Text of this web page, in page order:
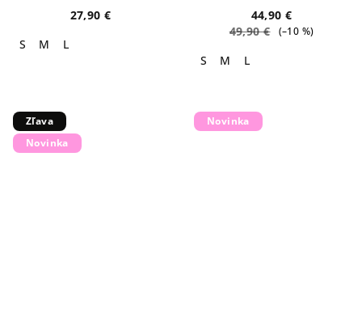
27,90 €
S
M L
44,90 €
49,90 €
(–10 %)
S M L
Zľava
Novinka
Novinka